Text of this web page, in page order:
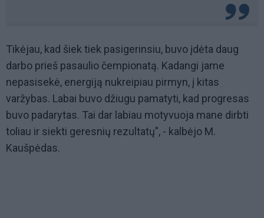
Tikėjau, kad šiek tiek pasigerinsiu, buvo įdėta daug
darbo prieš pasaulio čempionatą. Kadangi jame
nepasisekė, energiją nukreipiau pirmyn, į kitas
varžybas. Labai buvo džiugu pamatyti, kad progresas
buvo padarytas. Tai dar labiau motyvuoja mane dirbti
toliau ir siekti geresnių rezultatų", - kalbėjo M.
Kaušpėdas.